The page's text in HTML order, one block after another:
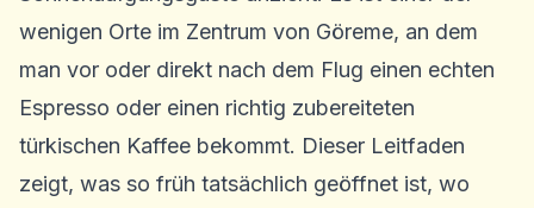
wenigen Orte im Zentrum von Göreme, an dem
man vor oder direkt nach dem Flug einen echten
Espresso oder einen richtig zubereiteten
türkischen Kaffee bekommt. Dieser Leitfaden
zeigt, was so früh tatsächlich geöffnet ist, wo